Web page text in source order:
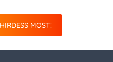
HIRDESS MOST!